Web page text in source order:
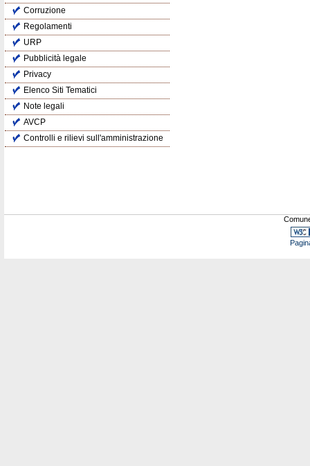
Corruzione
Regolamenti
URP
Pubblicità legale
Privacy
Elenco Siti Tematici
Note legali
AVCP
Controlli e rilievi sull'amministrazione